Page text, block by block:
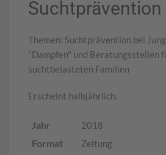
Suchtprävention
Themen: Suchtprävention bei
"Dampfen" und Beratungsstellen
suchtbelasteten Familien
Erscheint halbjährlich.
Jahr 2018
Format Zeitung